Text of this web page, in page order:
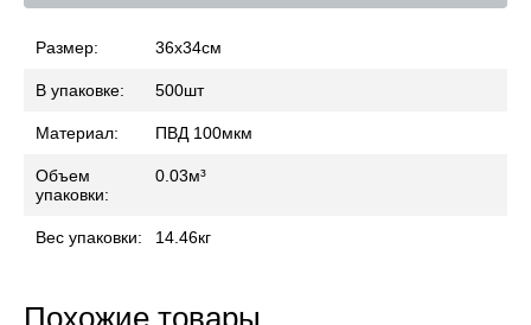
Размер: 36x34см
В упаковке: 500шт
Материал: ПВД 100мкм
Объем
упаковки:
0.03м³
Вес упаковки: 14.46кг
Похожие товары